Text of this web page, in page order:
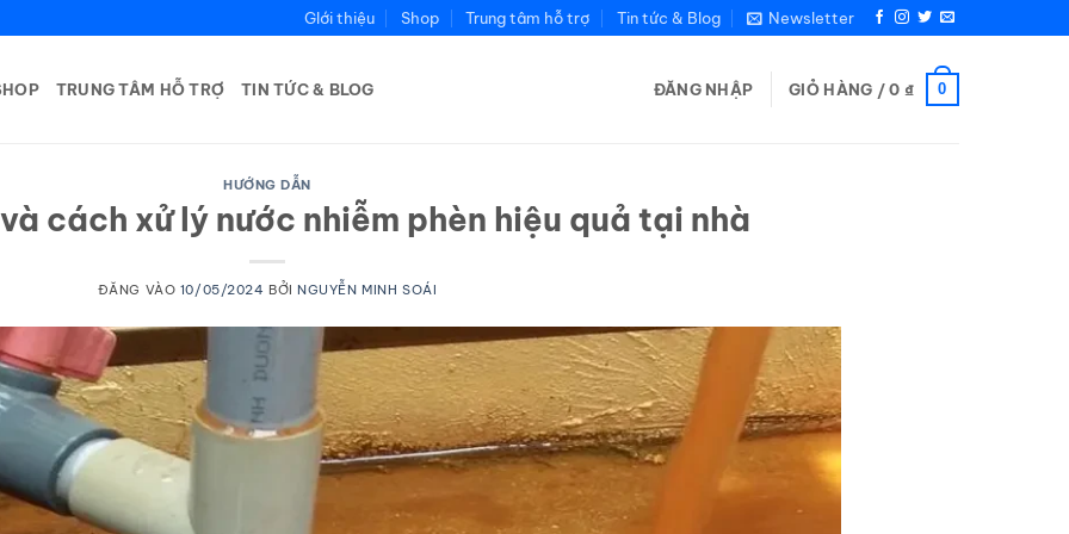
GIới thiệu Shop Trung tâm hỗ trợ Tin tức & Blog Newsletter
TRUNG TÂM HỖ TRỢ TIN TỨC & BLOG ĐĂNG NHẬP GIỎ HÀNG /0 ₫ 0
HƯỚNG DẪN
cách xử lý nước nhiễm phèn hiệu quả tại nhà
ĐĂNG VÀO 10/05/2024 BỞINGUYỄN MINH SOÁI